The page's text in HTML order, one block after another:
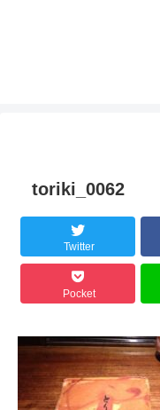
toriki_0062
Twitter
Pocket